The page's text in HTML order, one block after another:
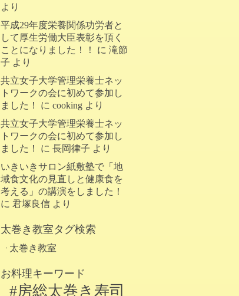
より
平成29年度栄養関係功労者と
して厚生労働大臣表彰を頂く
ことになりました！！
に 滝節
子 より
共立女子大学管理栄養士ネッ
トワークの会に初めて参加し
ました！
に cooking より
共立女子大学管理栄養士ネッ
トワークの会に初めて参加し
ました！
に 長岡律子 より
いきいきサロン紙敷塾で「地
域食文化の見直しと健康食を
考える」の講演をしました！
に 君塚良信 より
太巻き教室タグ検索
太巻き教室
お料理キーワード
#房総太巻き寿司